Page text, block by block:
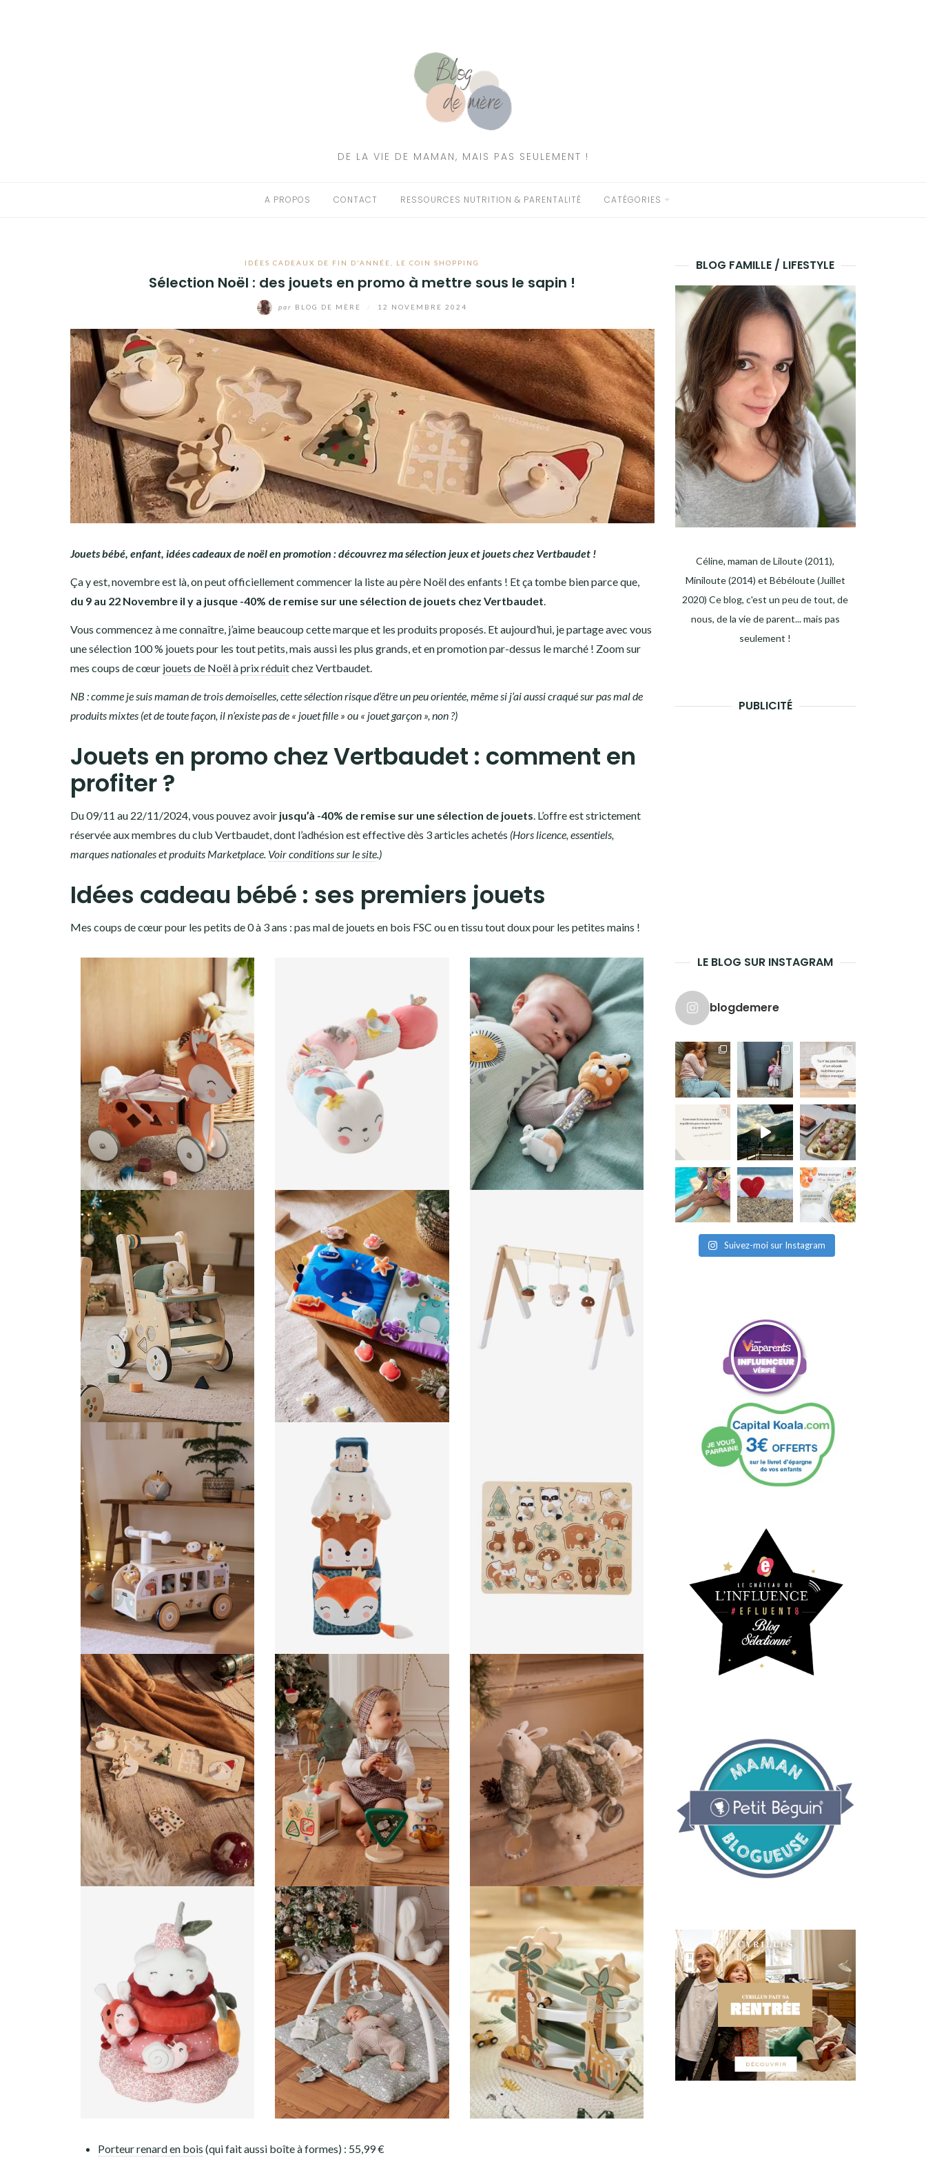
DE LA VIE DE MAMAN, MAIS PAS SEULEMENT !
A PROPOS CONTACT RESSOURCES NUTRITION & PARENTALITÉ CATÉGORIES
IDÉES CADEAUX DE FIN D'ANNÉE LE COIN SHOPPING
Sélection Noël : des jouets en promo à mettre sous le sapin !
par BLOG DE MÈRE 12 NOVEMBRE 2024
Jouets bébé, enfant, idées cadeaux de noël en promotion : découvrez ma sélection jeux et jouets chez Vertbaudet !
Ça y est, novembre est là, on peut officiellement commencer la liste au père Noël des enfants ! Et ça tombe bien parce que,
du 9 au 22 Novembre il y a jusque -40% de remise sur une sélection de jouets chez Vertbaudet.
Vous commencez à me connaître, j’aime beaucoup cette marque et les produits proposés. Et aujourd’hui, je partage avec vous
une sélection 100 % jouets pour les tout petits, mais aussi les plus grands, et en promotion par-dessus le marché ! Zoom sur
mes coups de cœur jouets de Noël à prix réduitchez Vertbaudet.
NB : comme je suis maman de trois demoiselles, cette sélection risque d’être un peu orientée, même si j’ai aussi craqué sur pas mal de
produits mixtes (et de toute façon, il n’existe pas de « jouet fille » ou « jouet garçon », non ?)
Jouets en promo chez Vertbaudet : comment en
profiter ?
Du 09/11 au 22/11/2024, vous pouvez avoir jusqu’à -40% de remise sur une sélection de jouets. L’offre est strictement
réservée aux membres du club Vertbaudet, dont l’adhésion est effective dès 3 articles achetés (Hors licence, essentiels,
marques nationales et produits Marketplace. Voir conditions sur le site.)
Idées cadeau bébé : ses premiers jouets
Mes coups de cœur pour les petits de 0 à 3 ans : pas mal de jouets en bois FSC ou en tissu tout doux pour les petites mains !
Porteur renard en bois (qui fait aussi boîte à formes) : 55,99 €
BLOG FAMILLE / LIFESTYLE
Céline, maman de Liloute (2011),
Miniloute (2014) et Bébéloute (Juillet
2020) Ce blog, c'est un peu de tout, de
nous, de la vie de parent... mais pas
seulement !
PUBLICITÉ
LE BLOG SUR INSTAGRAM
blogdemere
Suivez-moi sur Instagram